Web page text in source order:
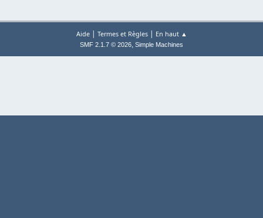
Aide| Termes et Règles| En haut ▲
SMF 2.1.7 © 2026, Simple Machines